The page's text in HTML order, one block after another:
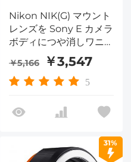
Nikon NIK(G) マウント
レンズを Sony E カメラ
ボディにつや消しワニス
デザイン K&F コンセプ
ト レンズ マウント 全銅
アダプター
￥5,166 ￥3,547
5
31%